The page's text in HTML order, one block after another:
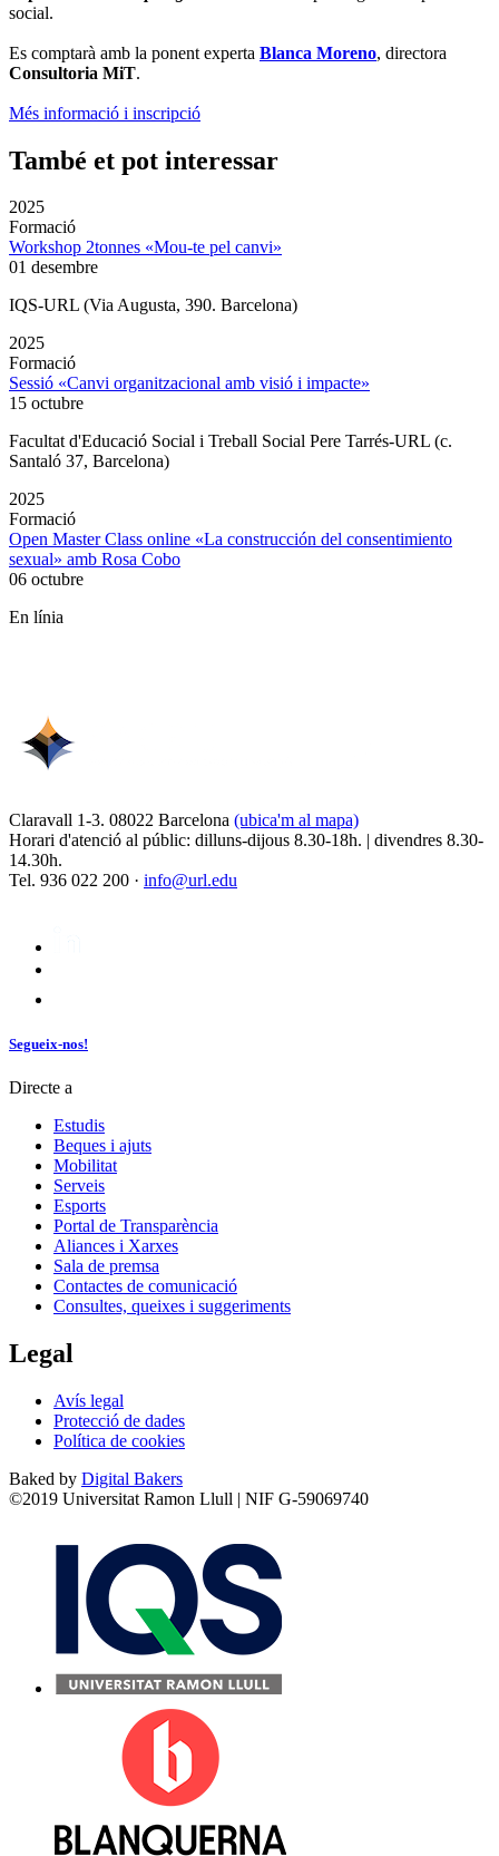
social.
Es comptarà amb la ponent experta Blanca Moreno, directora
Consultoria MiT.
Més informació i inscripció
També et pot interessar
2025
Formació
Workshop 2tonnes «Mou-te pel canvi»
01 desembre
IQS-URL (Via Augusta, 390. Barcelona)
2025
Formació
Sessió «Canvi organitzacional amb visió i impacte»
15 octubre
Facultat d'Educació Social i Treball Social Pere Tarrés-URL (c.
Santaló 37, Barcelona)
2025
Formació
Open Master Class online «La construcción del consentimiento
sexual» amb Rosa Cobo
06 octubre
En línia
Claravall 1-3. 08022 Barcelona (ubica'm al mapa)
Horari d'atenció al públic: dilluns-dijous 8.30-18h. | divendres 8.30-
14.30h.
Tel. 936 022 200 · info@url.edu
Segueix-nos!
Directe a
Estudis
Beques i ajuts
Mobilitat
Serveis
Esports
Portal de Transparència
Aliances i Xarxes
Sala de premsa
Contactes de comunicació
Consultes, queixes i suggeriments
Legal
Avís legal
Protecció de dades
Política de cookies
Baked by Digital Bakers
©2019 Universitat Ramon Llull | NIF G-59069740